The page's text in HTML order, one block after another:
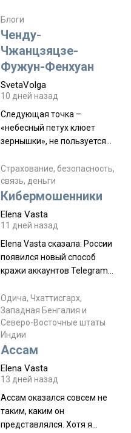
уже, как демобилизовались,
а продолжают встречаться
почти каждую неделю) и с
порога сообщил: "Эйтан
разводится!" Эйтан -
мальчик из религиозной
семьи, из тех, кого называют
"вязаные кипы". С 2022-го
Блоги
Ченду-
Чжанцзяцзе-
Фужун-Фенхуан
SvetaVolga
10 дней назад
Следующая точка –
«небесный петух клюет
зернышки», не пользуется
заслужено, и чтобы попасть
на начало тропы показали
водителю карту, иначе
Пошли туда, потому что я
отзывов. По мне – сплошная
физуха, долгий спуск, потом
подъем по этому же пути.
Пока
Страхование, безопасность,
связь, деньги
Кибермошенники
Elena Vasta
11 дней назад
Elena Vasta сказалa: России
появился новый способ
кражи аккаунтов Telegram
Прочитайте! У моих двух
знакомых вот так увели
аккаунты
Одича, Чхаттисгарх,
Западная Бенгалия и
Северо-Восточные штаты
Индии
Ассам
Elena Vasta
13 дней назад
Ассам оказался совсем не
таким, каким он
представлялся. Хотя я